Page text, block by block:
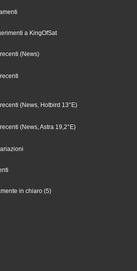
a KingOfSat
(News)
(News, Hotbird 13°E)
(News, Astra 19,2°E)
in chiaro (5)